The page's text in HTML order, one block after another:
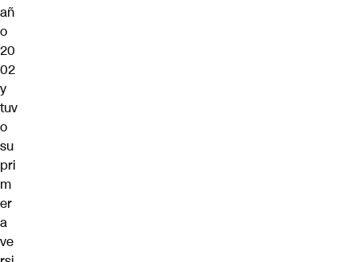
añ
o
20
02
y
tuv
o
su
pri
m
er
a
ve